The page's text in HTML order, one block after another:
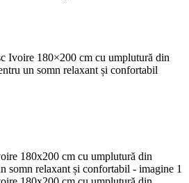
Ivoire 180×200 cm cu umplutură din
un somn relaxant și confortabil